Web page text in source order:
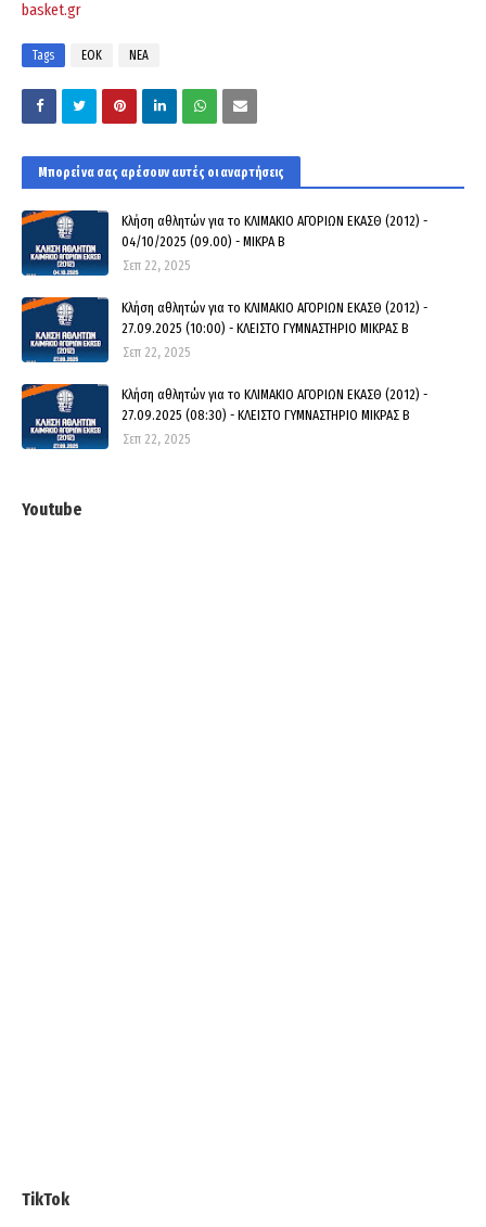
basket.gr
Tags ΕΟΚ ΝΕΑ
Μπορεί να σας αρέσουν αυτές οι αναρτήσεις
Κλήση αθλητών για το ΚΛΙΜΑΚΙΟ ΑΓΟΡΙΩΝ ΕΚΑΣΘ (2012) -
04/10/2025 (09.00) - ΜΙΚΡΑ Β
Σεπ 22, 2025
Κλήση αθλητών για το ΚΛΙΜΑΚΙΟ ΑΓΟΡΙΩΝ ΕΚΑΣΘ (2012) -
27.09.2025 (10:00) - ΚΛΕΙΣΤΟ ΓΥΜΝΑΣΤΗΡΙΟ ΜΙΚΡΑΣ Β
Σεπ 22, 2025
Κλήση αθλητών για το ΚΛΙΜΑΚΙΟ ΑΓΟΡΙΩΝ ΕΚΑΣΘ (2012) -
27.09.2025 (08:30) - ΚΛΕΙΣΤΟ ΓΥΜΝΑΣΤΗΡΙΟ ΜΙΚΡΑΣ Β
Σεπ 22, 2025
Youtube
TikTok